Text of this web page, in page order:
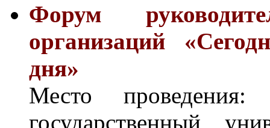
Форум
организаций
дня»
Место
государственный